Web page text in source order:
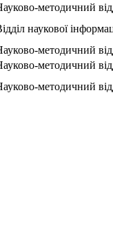
методичний
наукової
методичний
методичний
методичний